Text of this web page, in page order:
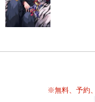
※無料、予約